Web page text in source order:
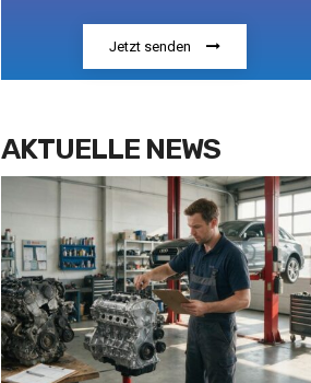
Jetzt senden
AKTUELLE NEWS